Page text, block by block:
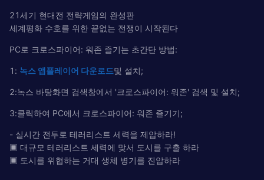
21세기 현대전 전략게임의 완성판
세계평화 수호를 위한 끝없는 전쟁이 시작된다
PC로 크로스파이어: 워존 즐기는 초간단 방법:
1: 녹스 앱플레이어 다운로드및 설치;
2:녹스 바탕화면 검색창에서 '크로스파이어: 워존' 검색 및 설치;
3:클릭하여 PC에서 크로스파이어: 워존 즐기기;
- 실시간 전투로 테러리스트 세력을 제압하라!
▣ 대규모 테러리스트 세력에 맞서 도시를 구출 하라
▣ 도시를 위협하는 거대 생체 병기를 진압하라